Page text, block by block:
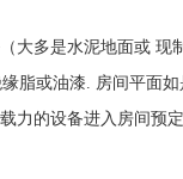
多是水泥地面或 现
脂或油漆. 房间平面如
的设备进入房间预